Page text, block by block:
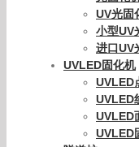
UV光固
小型UV
进口UV
UVLED固化机
UVLED
UVLED
UVLED
UVLED